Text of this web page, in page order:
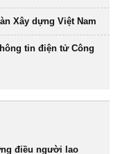
Xây dựng Việt Nam
tin điện tử Công
điều người lao